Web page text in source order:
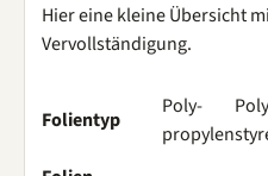
Hier eine kleine Übersicht
Vervollständigung.
Folientyp
Poly-
propylen